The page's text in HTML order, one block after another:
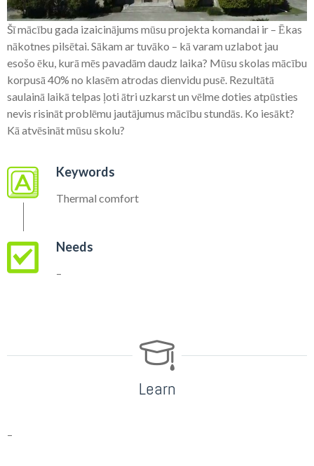
Šī mācību gada izaicinājums mūsu projekta komandai ir – Ēkas
nākotnes pilsētai. Sākam ar tuvāko – kā varam uzlabot jau
esošo ēku, kurā mēs pavadām daudz laika? Mūsu skolas mācību
korpusā 40% no klasēm atrodas dienvidu pusē. Rezultātā
saulainā laikā telpas ļoti ātri uzkarst un vēlme doties atpūsties
nevis risināt problēmu jautājumus mācību stundās. Ko iesākt?
Kā atvēsināt mūsu skolu?
Keywords
Thermal comfort
Needs
–
Learn
–